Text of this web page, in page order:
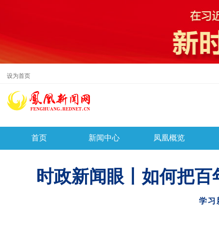
设为首页
首页 新闻中心 凤凰概览
时政新闻眼丨如何把
学习